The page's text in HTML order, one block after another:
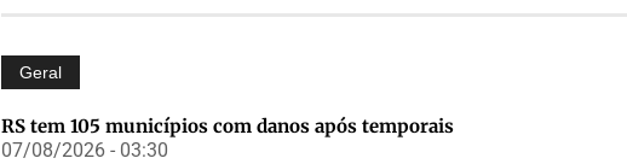
Geral
RS tem 105 municípios com danos após temporais
07/08/2026 - 03:30